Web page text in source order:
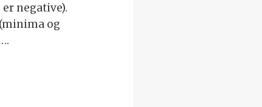
negative).
og